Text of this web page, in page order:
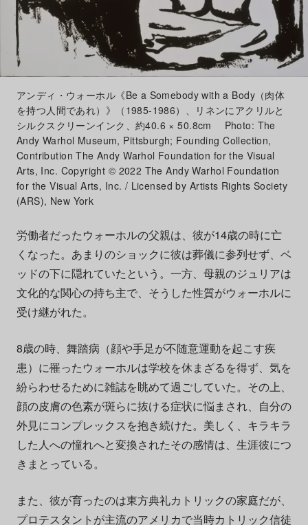
アンディ・ウォーホル《Be a Somebody with a Body（肉体
を持つ人間であれ）》（1985-1986）、リネンにアクリルと
シルクスクリーンインク、約40.6 × 50.8cm Photo: The
Andy Warhol Museum, Pittsburgh; Founding Collection,
Contribution The Andy Warhol Foundation for the Visual
Arts, Inc. Copyright © 2022 The Andy Warhol Foundation
for the Visual Arts, Inc. / Licensed by Artists Rights Society
(ARS), New York
労働者だったウォーホルの父親は、彼が14歳の時に亡
くなった。あまりのショックに彼は葬儀に参列せず、ベ
ッドの下に隠れていたという。一方、母親のジュリアは
文化的な関心の持ち主で、そうした性質がウォーホルに
受け継がれた。
8歳の時、舞踏病（顔や手足が不随意運動を起こす疾
患）に罹ったウォーホルは学校を休まざるを得ず、気を
紛らわせるために雑誌を眺めて過ごしていた。その上、
顔の皮膚の色素が斑らに抜ける症状に悩まされ、自分の
外見にコンプレックスを抱き続けた。美しく、キラキラ
した人への憧れへと変換されたその感情は、生涯彼につ
きまとっている。
また、彼が育ったのは東方典礼カトリックの家庭だが、
プロテスタントが主流のアメリカで当時カトリック信徒